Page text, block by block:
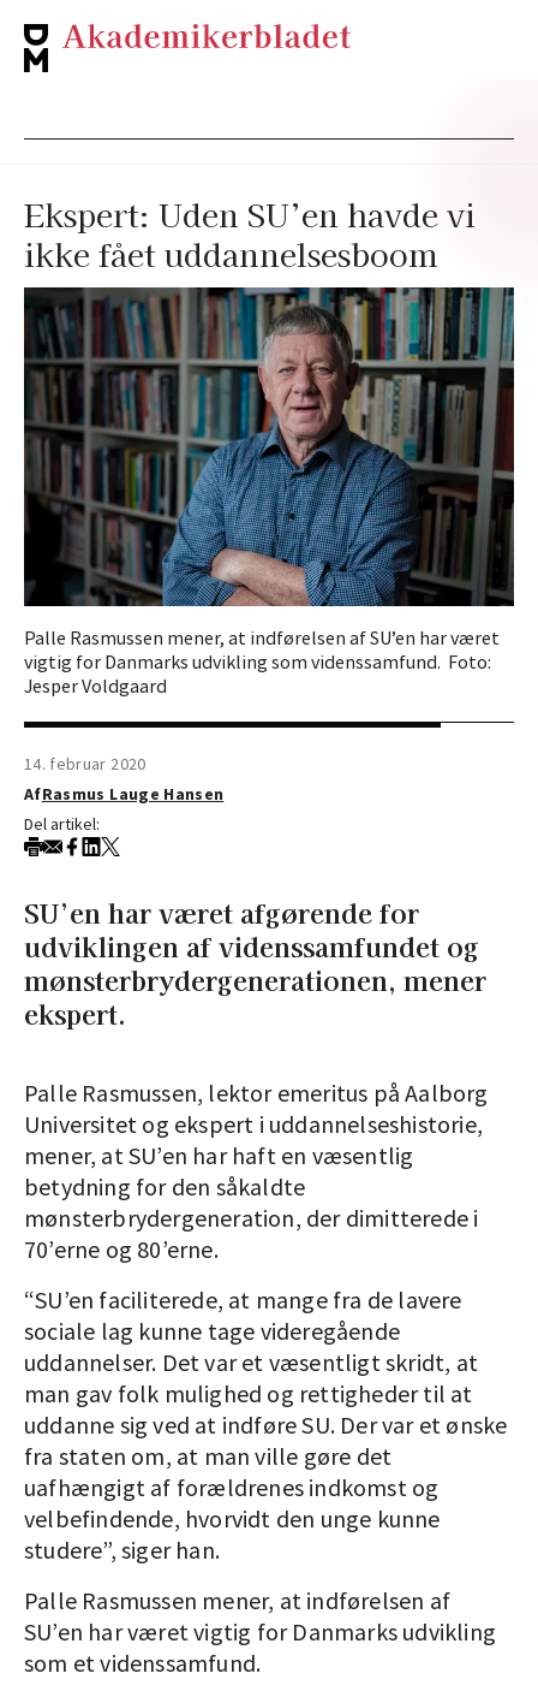
Ekspert: Uden SU’en havde vi
ikke fået uddannelsesboom
Palle Rasmussen mener, at indførelsen af SU’en har været
vigtig for Danmarks udvikling som videnssamfund. Foto:
Jesper Voldgaard
14. februar 2020
AfRasmus Lauge Hansen
Del artikel:
SU’en har været afgørende for
udviklingen af videnssamfundet og
mønsterbrydergenerationen, mener
ekspert.
Palle Rasmussen, lektor emeritus på Aalborg
Universitet og ekspert i uddannelseshistorie,
mener, at SU’en har haft en væsentlig
betydning for den såkaldte
mønsterbrydergeneration, der dimitterede i
70’erne og 80’erne.
“SU’en faciliterede, at mange fra de lavere
sociale lag kunne tage videregående
uddannelser. Det var et væsentligt skridt, at
man gav folk mulighed og rettigheder til at
uddanne sig ved at indføre SU. Der var et ønske
fra staten om, at man ville gøre det
uafhængigt af forældrenes indkomst og
velbefindende, hvorvidt den unge kunne
studere”, siger han.
Palle Rasmussen mener, at indførelsen af
SU’en har været vigtig for Danmarks udvikling
som et videnssamfund.